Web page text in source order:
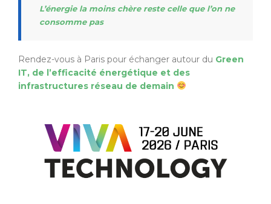
L’énergie la moins chère reste celle que l’on ne
consomme pas
Rendez-vous à Paris pour échanger autour du Green
IT, de l’efficacité énergétique et des
infrastructures réseau de demain